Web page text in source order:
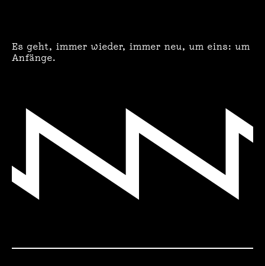
Es geht, immer wieder, immer neu, um eins: um
Anfänge.